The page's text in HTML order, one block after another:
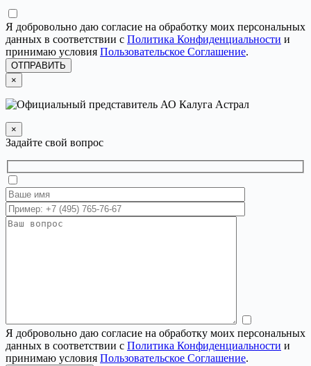
Я добровольно даю согласие на обработку моих персональных
данных в соответствии с Политика Конфиденциальности и
принимаю условия Пользовательское Соглашение.
ОТПРАВИТЬ
×
×
Задайте свой вопрос
Я добровольно даю согласие на обработку моих персональных
данных в соответствии с Политика Конфиденциальности и
принимаю условия Пользовательское Соглашение.